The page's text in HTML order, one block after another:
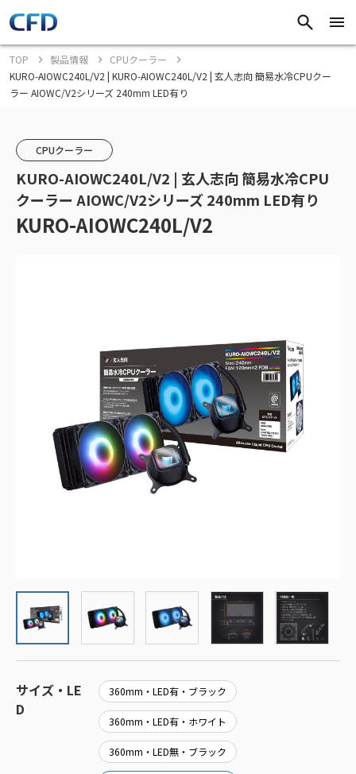
TOP 製品情報
CPUクーラー
KURO-AIOWC240L/V2 | KURO-AIOWC240L/V2 | 玄人志向 簡易水冷CPUクー
ラー AIOWC/V2シリーズ 240mm LED有り
CPUクーラー
KURO-AIOWC240L/V2 | 玄人志向 簡易水冷CPU
クーラー AIOWC/V2シリーズ 240mm LED有り
KURO-AIOWC240L/V2
サイズ・LE
D
360mm・LED有・ブラック
360mm・LED有・ホワイト
360mm・LED無・ブラック